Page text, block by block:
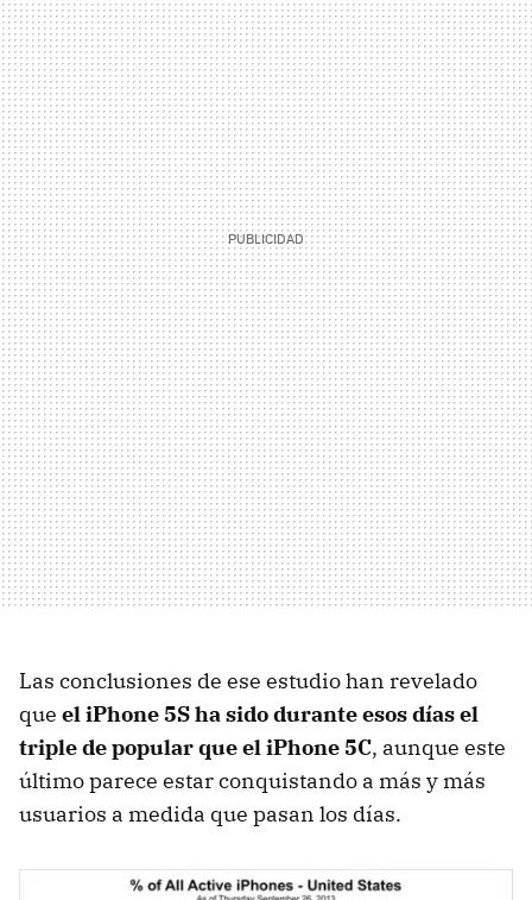
Las conclusiones de ese estudio han revelado
que el iPhone 5S ha sido durante esos días el
triple de popular que el iPhone 5C, aunque este
último parece estar conquistando a más y más
usuarios a medida que pasan los días.